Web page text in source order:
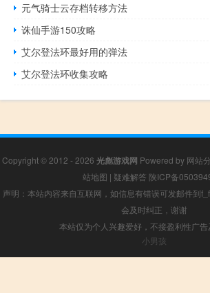
元气骑士云存档转移方法
诛仙手游150攻略
艾尔登法环最好用的弹法
艾尔登法环收集攻略
Copyright © 2012 - 2026 光彪游戏网 Powered by 网站
站地图 | 疑难解答 陕ICP备
声明：本站内容来自互联网，如信息有错误可发邮件到
会及时纠正，谢谢
本站仅为个人兴趣爱好，不接盈利性广
小男孩